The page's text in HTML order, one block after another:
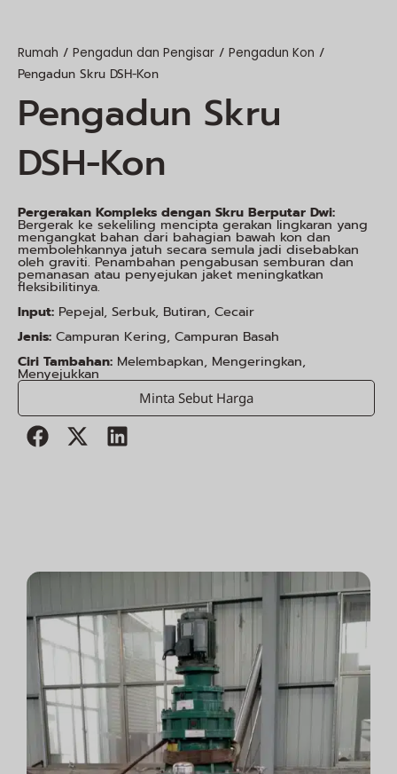
Rumah / Pengadun dan Pengisar / Pengadun Kon /
Pengadun Skru DSH-Kon
Pengadun Skru
DSH-Kon
Pergerakan Kompleks dengan Skru Berputar Dwi:
Bergerak ke sekeliling mencipta gerakan lingkaran yang
mengangkat bahan dari bahagian bawah kon dan
membolehkannya jatuh secara semula jadi disebabkan
oleh graviti. Penambahan pengabusan semburan dan
pemanasan atau penyejukan jaket meningkatkan
fleksibilitinya.
Input: Pepejal, Serbuk, Butiran, Cecair
Jenis: Campuran Kering, Campuran Basah
Ciri Tambahan: Melembapkan, Mengeringkan,
Menyejukkan
Minta Sebut Harga